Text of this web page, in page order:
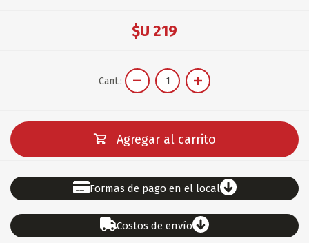
$U 219
Cant.:
Agregar al carrito
Formas de pago en el local
Costos de envío